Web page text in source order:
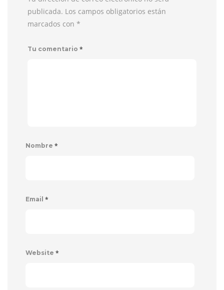
publicada. Los campos obligatorios están
marcados con *
Tu comentario *
Nombre *
Email *
Website *